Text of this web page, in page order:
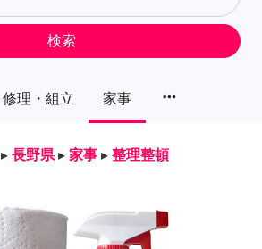
修理・組立 家事 more_horiz
検索
▸ 長野県 ▸ 家事 ▸ 整理整頓